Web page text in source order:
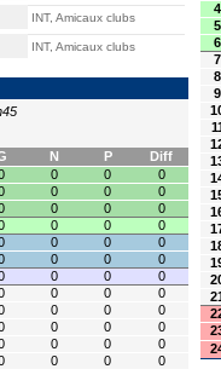
INT, Amicaux clubs
INT, Amicaux clubs
N P
Diff
0 0
0
0 0
0
0 0
0
0 0
0
0 0
0
0 0
0
0 0
0
0 0
0
0 0
0
0 0
0
0 0
0
0 0
0
4
5
6
7
8
9